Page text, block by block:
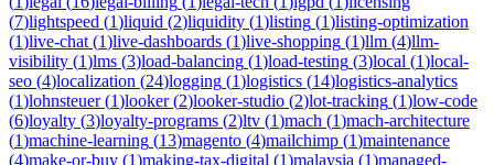
(7)lightspeed (1)liquid (2)liquidity (1)listing (1)listing-optimization
(1)live-chat (1)live-dashboards (1)live-shopping (1)llm (4)llm-
visibility (1)lms (3)load-balancing (1)load-testing (3)local (1)local-
seo (4)localization (24)logging (1)logistics (14)logistics-analytics
(1)lohnsteuer(1)looker(2)looker-studio (2)lot-tracking (1)low-code
(6)loyalty (3)loyalty-programs (2)ltv (1)mach (1)mach-architecture
(1)machine-learning (13)magento (4)mailchimp (1)maintenance
(4)make-or-buy (1)making-tax-digital (1)malaysia (1)managed-